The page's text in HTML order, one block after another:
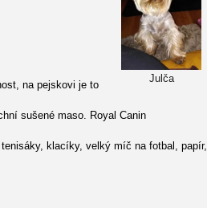
Julča
na pejskovi je to
sušené maso. Royal Canin
klacíky, velký míč na fotbal, papír,